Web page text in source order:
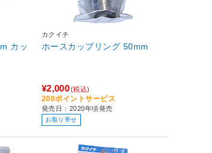
カッ
カクイチ
ホースカップリング 50mm
¥2,000(税込)
200ポイントサービス
発売日：2020年頃発売
お取り寄せ